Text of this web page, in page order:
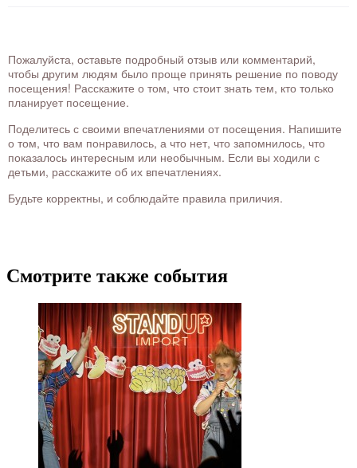
Пожалуйста, оставьте подробный отзыв или комментарий,
чтобы другим людям было проще принять решение по поводу
посещения! Расскажите о том, что стоит знать тем, кто только
планирует посещение.
Поделитесь с своими впечатлениями от посещения. Напишите
о том, что вам понравилось, а что нет, что запомнилось, что
показалось интересным или необычным. Если вы ходили с
детьми, расскажите об их впечатлениях.
Будьте корректны, и соблюдайте правила приличия.
Смотрите также события